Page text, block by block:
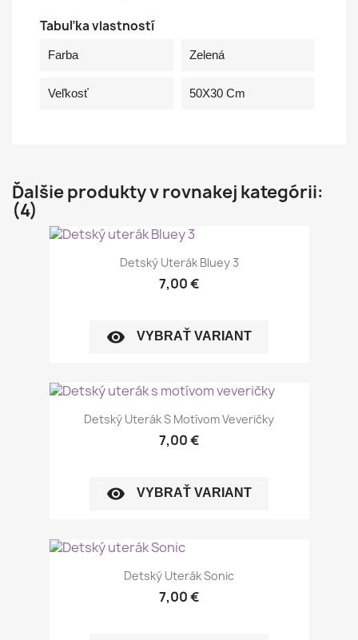
Tabuľka vlastností
Farba Zelená
Veľkosť 50X30 Cm
Ďalšie produkty v rovnakej kategórii:
(4)
Detský Uterák Bluey 3
7,00 €
visibility VYBRAŤ VARIANT
Detský Uterák S Motívom Veveričky
7,00 €
visibility VYBRAŤ VARIANT
Detský Uterák Sonic
7,00 €